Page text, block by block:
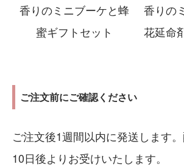
香りのミニブーケと蜂
蜜ギフトセット
香りの
花延命
ご注文前にご確認ください
ご注文後1週間以内に発送します
10日後よりお受けいたします。